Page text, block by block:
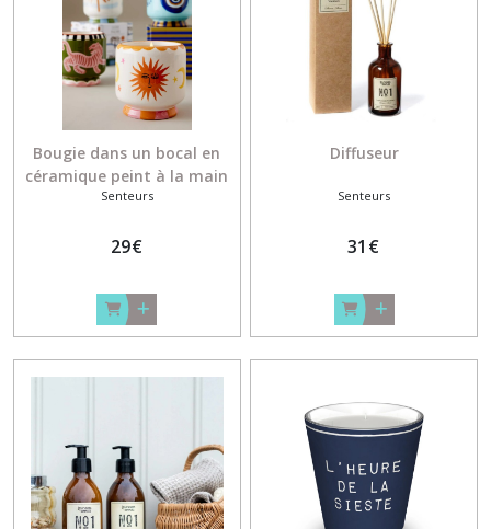
Bougie dans un bocal en
céramique peint à la main
Senteurs
29€
Diffuseur
Senteurs
31 €
Luminaires
(36)
les
résultats